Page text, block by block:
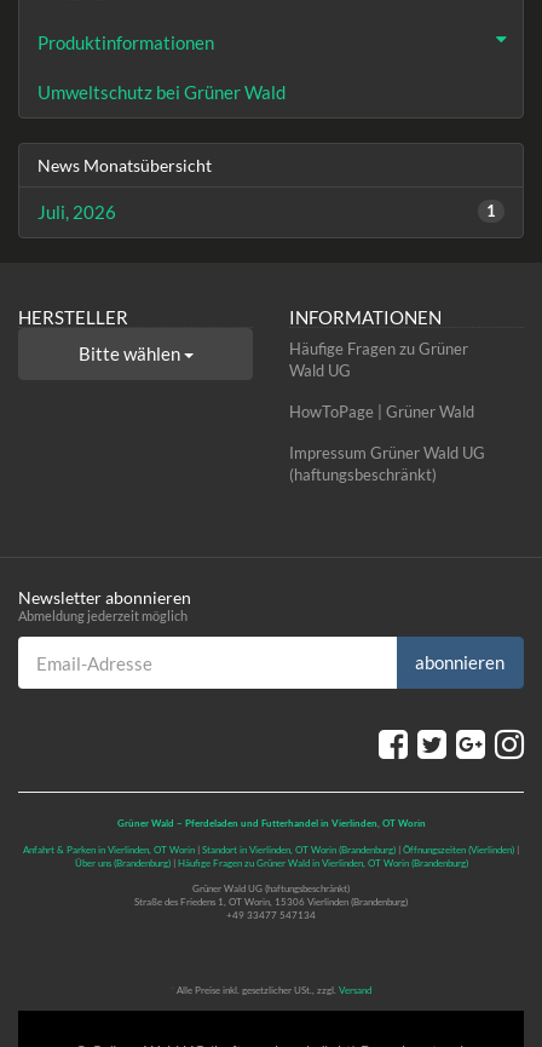
Produktinformationen
Umweltschutz bei Grüner Wald
News Monatsübersicht
Juli, 2026 1
HERSTELLER
Bitte wählen
INFORMATIONEN
Häufige Fragen zu Grüner
Wald UG
HowToPage | Grüner Wald
Impressum Grüner Wald UG
(haftungsbeschränkt)
Newsletter abonnieren
Abmeldung jederzeit möglich
Email-Adresse
abonnieren
Grüner Wald – Pferdeladen und Futterhandel in Vierlinden, OT Worin
Anfahrt & Parken in Vierlinden, OT Worin | Standort in Vierlinden, OT Worin (Brandenburg) | Öffnungszeiten (Vierlinden) |
Über uns (Brandenburg) | Häufige Fragen zu Grüner Wald in Vierlinden, OT Worin (Brandenburg)
Grüner Wald UG (haftungsbeschränkt)
Straße des Friedens 1, OT Worin, 15306 Vierlinden (Brandenburg)
+49 33477 547134
Alle Preise inkl. gesetzlicher USt., zzgl. Versand